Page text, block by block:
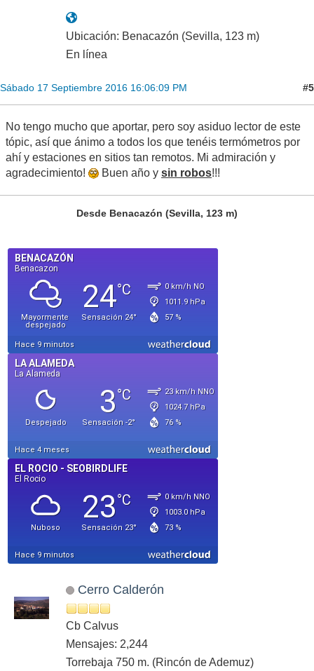
Ubicación: Benacazón (Sevilla, 123 m)
En línea
Sábado 17 Septiembre 2016 16:06:09 PM #5
No tengo mucho que aportar, pero soy asiduo lector de este
tópic, así que ánimo a todos los que tenéis termómetros por
ahí y estaciones en sitios tan remotos. Mi admiración y
agradecimiento!
Buen año y sin robos!!!
Desde Benacazón (Sevilla, 123 m)
Cerro Calderón
Cb Calvus
Mensajes: 2,244
Torrebaja 750 m. (Rincón de Ademuz)